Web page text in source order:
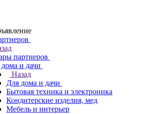
партнеров
и дачи
Назад
Для дома и дачи
Бытовая техника и электроника
Кондитерские изделия, мед
Мебель и интерьер